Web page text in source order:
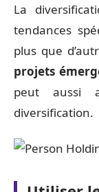
La
tendances
plus que
projets
peut aussi
diversification.